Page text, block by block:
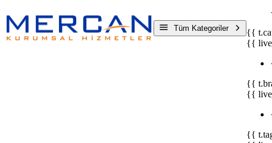
Tüm Kategoriler
{{
{{
{{
{{
{{